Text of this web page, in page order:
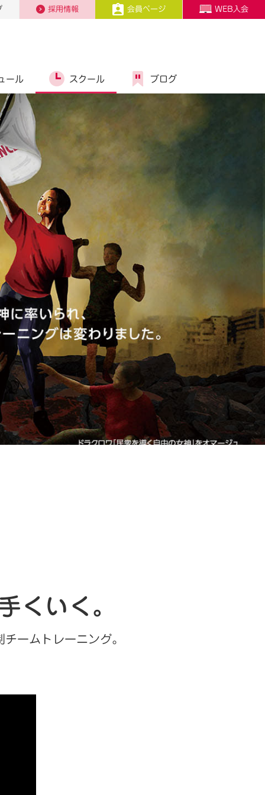
採用情報 会員ページ WEB入会
ール スクール ブログ
くいく。
ームトレーニング。